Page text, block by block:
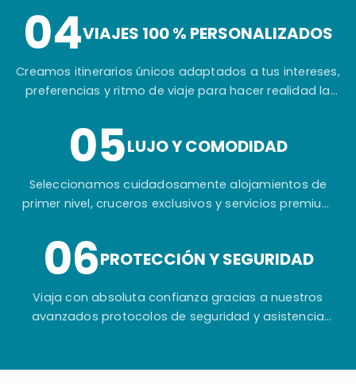
04VIAJES 100 % PERSONALIZADOS
Creamos itinerarios únicos adaptados a tus intereses,
preferencias y ritmo de viaje para hacer realidad la
05LUJO Y COMODIDAD
Seleccionamos cuidadosamente alojamientos de
primer nivel, cruceros exclusivos y servicios premium
06PROTECCIÓN Y SEGURIDAD
Viaja con absoluta confianza gracias a nuestros
avanzados protocolos de seguridad y asistencia